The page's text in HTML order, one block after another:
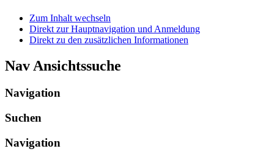
Zum Inhalt wechseln
Direkt zur Hauptnavigation und Anmeldung
Direkt zu den zusätzlichen Informationen
Nav Ansichtssuche
Navigation
Suchen
Navigation